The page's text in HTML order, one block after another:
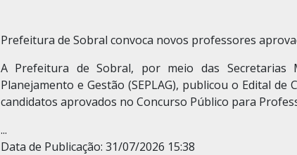
Prefeitura de Sobral convoca novos professores
A Prefeitura de Sobral, por meio das Secretarias
Planejamento e Gestão (SEPLAG), publicou o Edital de
candidatos aprovados no Concurso Público para
...
Data de Publicação: 31/07/2026 15:38